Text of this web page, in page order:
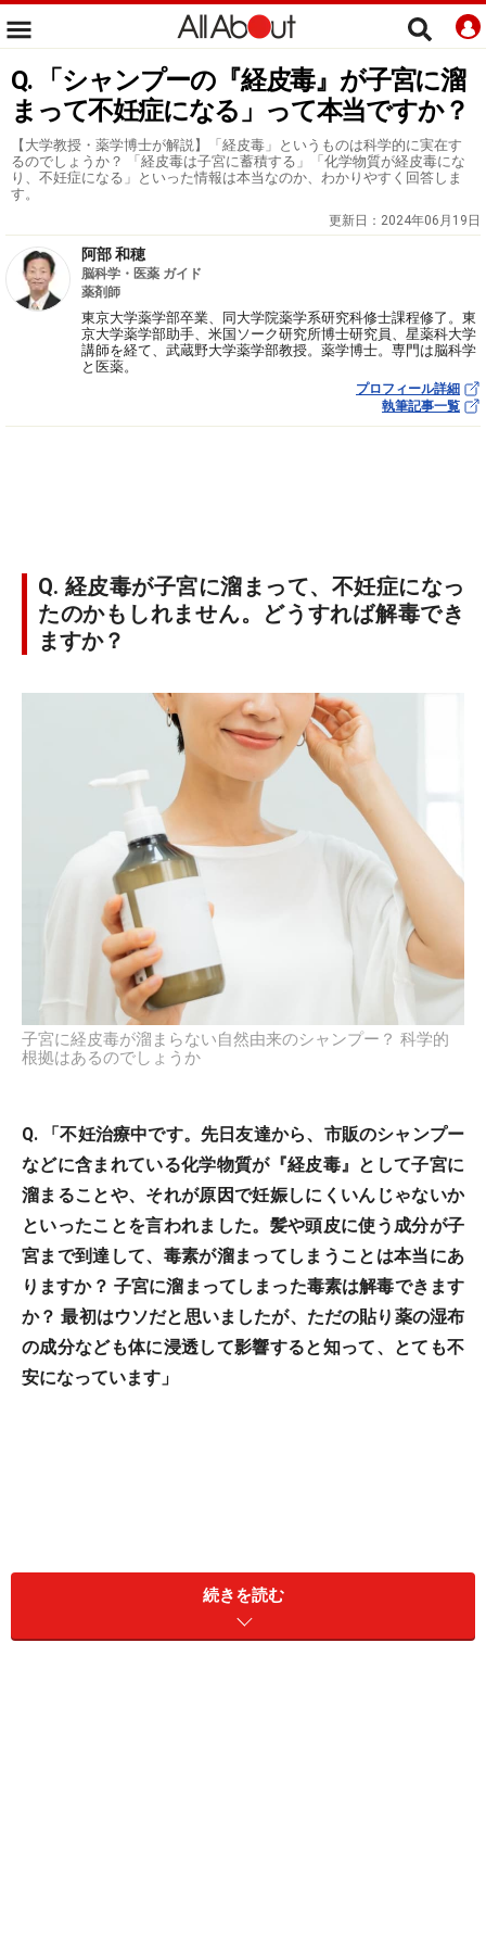
Q. 「シャンプーの『経皮毒』が子宮に溜
まって不妊症になる」って本当ですか？
【大学教授・薬学博士が解説】「経皮毒」というものは科学的に実在す
るのでしょうか？ 「経皮毒は子宮に蓄積する」「化学物質が経皮毒にな
り、不妊症になる」といった情報は本当なのか、わかりやすく回答しま
す。
更新日： 2024年06月19日
阿部 和穂
脳科学・医薬 ガイド
薬剤師
東京大学薬学部卒業、同大学院薬学系研究科修士課程修了。東
京大学薬学部助手、米国ソーク研究所博士研究員、星薬科大学
講師を経て、武蔵野大学薬学部教授。薬学博士。専門は脳科学
と医薬。
プロフィール詳細
執筆記事一覧
Q. 経皮毒が子宮に溜まって、不妊症になっ
たのかもしれません。どうすれば解毒でき
ますか？
子宮に経皮毒が溜まらない自然由来のシャンプー？ 科学的
根拠はあるのでしょうか
Q. 「不妊治療中です。先日友達から、市販のシャンプー
などに含まれている化学物質が『経皮毒』として子宮に
溜まることや、それが原因で妊娠しにくいんじゃないか
といったことを言われました。髪や頭皮に使う成分が子
宮まで到達して、毒素が溜まってしまうことは本当にあ
りますか？ 子宮に溜まってしまった毒素は解毒できます
か？ 最初はウソだと思いましたが、ただの貼り薬の湿布
の成分なども体に浸透して影響すると知って、とても不
安になっています」
続きを読む